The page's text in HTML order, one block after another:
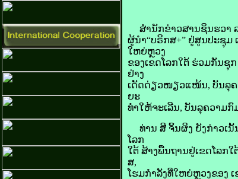
ສຳນັກ​ຂ່າວສານ​ຊິນ​ຮວາ​ ລ
ຜູ້ນຳ“ບຣິກ​​ສ+” ຢູ່​ສູນ​ປະຊຸມ
ໃຫຍ່​ຫຼວງ​
ຂອງ​ເຂດ​ໂລກ​ໃຕ້ ຮ່ວມ​ກັນ​ຊຸ
ຢ່າງ​
ເດັດດ່ຽວ​ໜຽວ​ແໜ້ນ, ບັນລຸ​ຄ
ຍະ
ທຳ​ໃຫ້​ຈະເລີນ, ບັນລຸ​ຄວາມ​ກົ
ທ່ານ ສີ​ ຈິ້ນ​ຜິງ ຍັງ​ກ່າວ​ເນັ້
ໂລກ
ໃຕ້ ສ້າງ​ພື້ນຖານ​ຢູ່​ເຂດ​ໂລກ​
ສ,
ໂຮມ​ກຳລັງ​ທີ່​ໃຫຍ່​ຫຼວງ​ຂອງ​